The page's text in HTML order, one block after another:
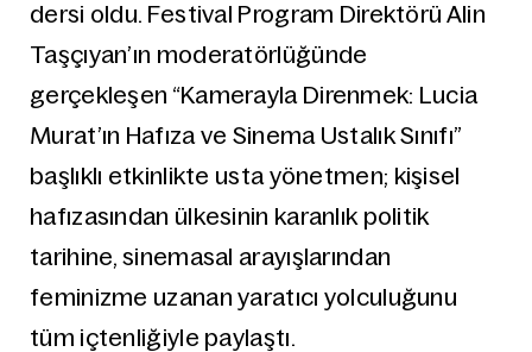
dersi oldu. Festival Program Direktörü Alin
Taşçıyan’ın moderatörlüğünde
gerçekleşen “Kamerayla Direnmek: Lucia
Murat’ın Hafıza ve Sinema Ustalık Sınıfı”
başlıklı etkinlikte usta yönetmen; kişisel
hafızasından ülkesinin karanlık politik
tarihine, sinemasal arayışlarından
feminizme uzanan yaratıcı yolculuğunu
tüm içtenliğiyle paylaştı.